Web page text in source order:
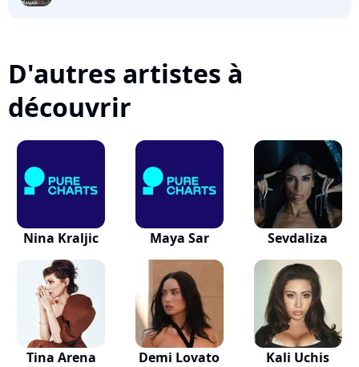
D'autres artistes à
découvrir
Nina Kraljic Maya Sar Sevdaliza
Tina Arena Demi Lovato Kali Uchis